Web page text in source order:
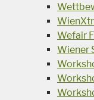
Wefair
Wiener